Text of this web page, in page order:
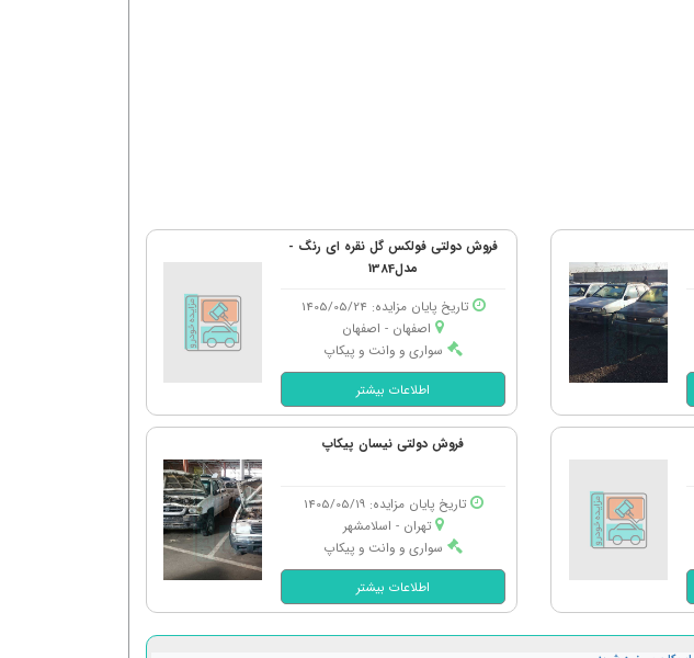
فروش دولتی فولکس گل نقره ای رنگ -
مدل1384
تاریخ پایان مزایده: 1405/05/24
اصفهان - اصفهان
سواری و وانت و پیکاپ
اطلاعات بیشتر
فروش دولتی نیسان پیکاپ
تاریخ پایان مزایده: 1405/05/19
تهران - اسلامشهر
سواری و وانت و پیکاپ
اطلاعات بیشتر